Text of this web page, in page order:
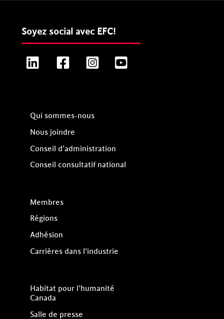
Soyez social avec EFC!
LinkedIn FacebookInstagram
Qui sommes-nous
Nous joindre
Conseil d’administration
Conseil consultatif national
Membres
Régions
Adhésion
Carrières dans l’industrie
Habitat pour l’humanité
Canada
Salle de presse